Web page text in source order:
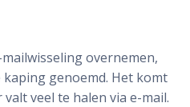
overnemen,
genoemd. Het komt
veel te halen via e-mail.